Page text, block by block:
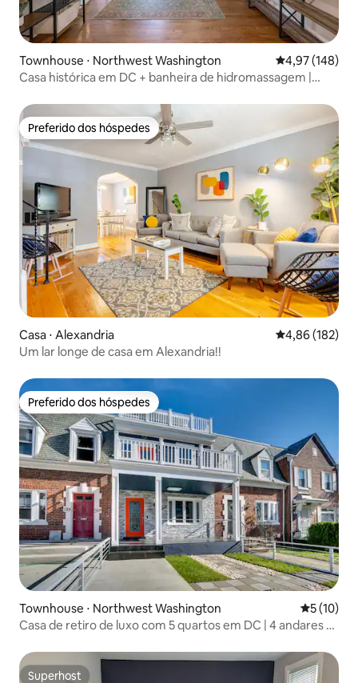
Townhouse ⋅ Northwest Washington 4,97 de uma
4,97 (148)
Casa histórica em DC + banheira de hidromassagem |
Preferido dos hóspedes
Preferido dos hóspedes
Casa ⋅ Alexandria 4,86 de uma
4,86 (182)
Um lar longe de casa em Alexandria!!
Preferido dos hóspedes
Preferido dos hóspedes
Townhouse ⋅ Northwest Washington 5 de uma
5 (10)
Casa de retiro de luxo com 5 quartos em DC | 4 andares +
Superhost